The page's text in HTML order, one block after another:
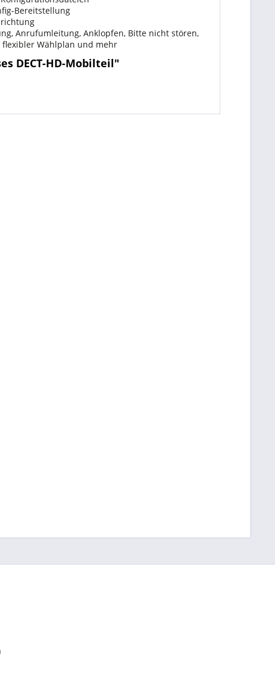
Bereitstellung
Anrufumleitung, Anklopfen, Bitte nicht stören,
Wählplan und mehr
DECT-HD-Mobilteil"